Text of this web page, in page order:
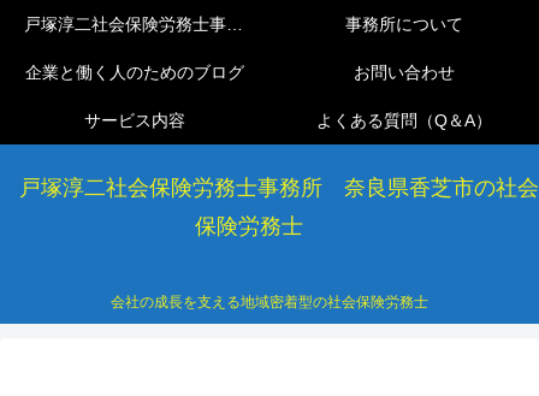
戸塚淳二社会保険労務士事務所 奈良県香芝市の社会
保険労務士
会社の成長を支える地域密着型の社会保険労務士
戸塚淳二社会保険労務士事務所 事務所について
企業と働く人のためのブログ お問い合わせ
サービス内容 よくある質問（Q＆A）